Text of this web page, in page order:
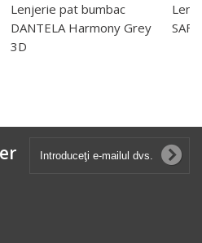
Lenjerie pat bumbac
DANTELA Harmony Grey
3D